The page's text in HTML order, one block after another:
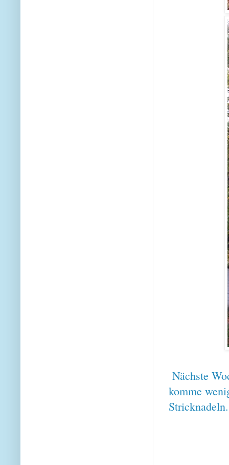
Nächste
komme
Stricknadeln.